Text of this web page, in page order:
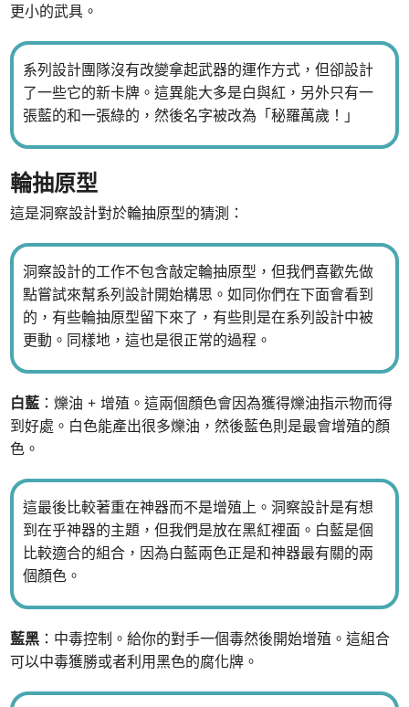
更小的武具。
系列設計團隊沒有改變拿起武器的運作方式，但卻設計
了一些它的新卡牌。這異能大多是白與紅，另外只有一
張藍的和一張綠的，然後名字被改為「秘羅萬歲！」
輪抽原型
這是洞察設計對於輪抽原型的猜測：
洞察設計的工作不包含敲定輪抽原型，但我們喜歡先做
點嘗試來幫系列設計開始構思。如同你們在下面會看到
的，有些輪抽原型留下來了，有些則是在系列設計中被
更動。同樣地，這也是很正常的過程。
白藍 ：爍油 + 增殖。這兩個顏色會因為獲得爍油指示物而得
到好處。白色能產出很多爍油，然後藍色則是最會增殖的顏
色。
這最後比較著重在神器而不是增殖上。洞察設計是有想
到在乎神器的主題，但我們是放在黑紅裡面。白藍是個
比較適合的組合，因為白藍兩色正是和神器最有關的兩
個顏色。
藍黑 ：中毒控制。給你的對手一個毒然後開始增殖。這組合
可以中毒獲勝或者利用黑色的腐化牌。